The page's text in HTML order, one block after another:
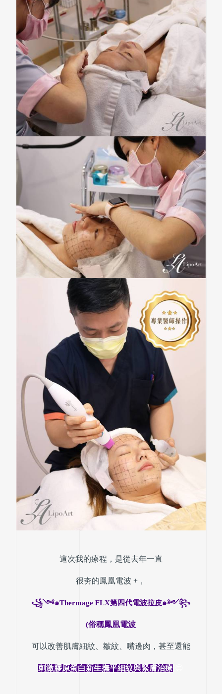
這次我的療程，是從去年一直
很夯的鳳凰電波 + ，
꧁༺๑Thermage FLX第四代電波拉皮๑༻꧂
(俗稱鳳凰電波
可以改善肌膚細紋、皺紋、嘴邊肉， 甚至還能
刺激膠原蛋白新生撫平細紋與緊膚治療